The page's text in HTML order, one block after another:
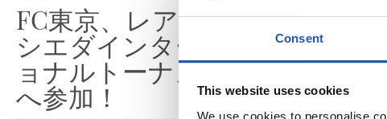
Consent
This website uses cookies
We use cookies to personalise
FC東京、レアル・ソ
シエダインターナシ
ョナルトーナメント
へ参加！